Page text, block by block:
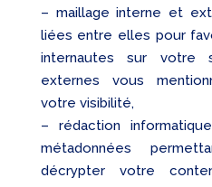
– maillage interne et
liées entre elles pour
internautes sur
externes vous
votre visibilité,
– rédaction
métadonnées
décrypter votre